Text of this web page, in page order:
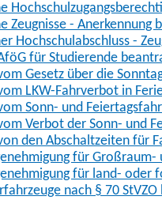
Zeugnisse - Anerkennung
Hochschulabschluss -
für Studierende
Gesetz über die
LKW-Fahrverbot in
Sonn- und
Verbot der Sonn- und
den Abschaltzeiten für
für Großraum-
für land- oder
nach § 70